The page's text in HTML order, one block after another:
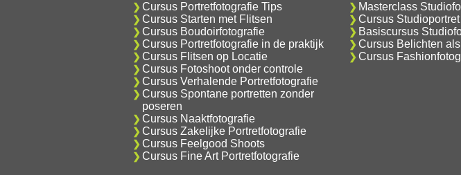
Cursus Portretfotografie Tips
Cursus Starten met Flitsen
Cursus Boudoirfotografie
Cursus Portretfotografie in de praktijk
Cursus Flitsen op Locatie
Cursus Fotoshoot onder controle
Cursus Verhalende Portretfotografie
Cursus Spontane portretten zonder
poseren
Cursus Naaktfotografie
Cursus Zakelijke Portretfotografie
Cursus Feelgood Shoots
Cursus Fine Art Portretfotografie
Masterclass
Cursus
Basiscursus
Cursus Belichten
Cursus